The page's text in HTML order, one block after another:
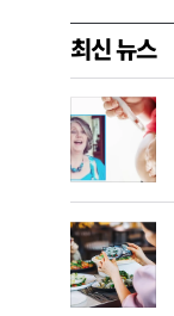
최신 뉴스